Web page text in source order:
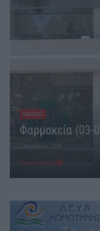
ΕΙΔΗΣΕΙΣ
Φαρμακεία (03-
3 Αυγούστου, 2026
Περισσότερα